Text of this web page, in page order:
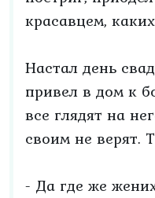
красавцем,
Настал день
привел в дом к
все глядят на
своим не верят.
- Да где же